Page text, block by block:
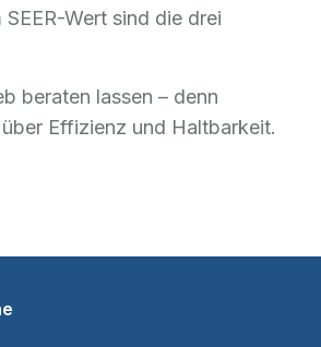
Wert sind die drei
beraten lassen – denn
Effizienz und Haltbarkeit.